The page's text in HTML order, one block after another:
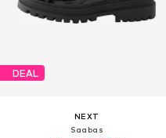
DEAL
NEXT
Saabas